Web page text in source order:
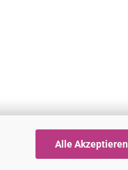
Alle Akzeptieren